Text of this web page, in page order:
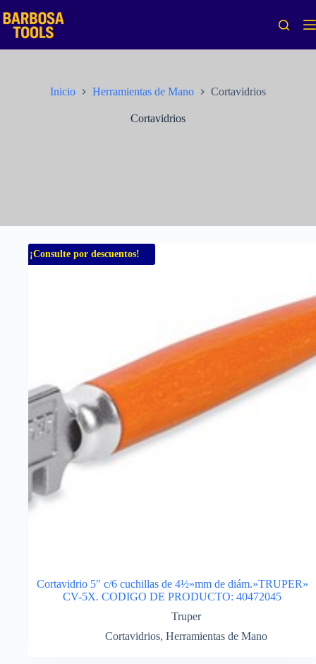
al
contenido
Inicio Herramientas de Mano Cortavidrios
Cortavidrios
¡Consulte por descuentos!
Cortavidrio 5″ c/6 cuchillas de 4½»mm de diám.»TRUPER»
CV-5X. CODIGO DE PRODUCTO: 40472045
Truper
Cortavidrios, Herramientas de Mano